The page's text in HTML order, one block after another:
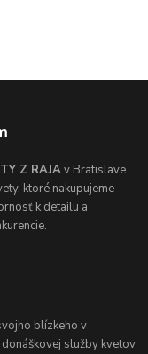
Z RAJAv Bratislave
ktoré nakupujeme
k detailu a
blízkeho v
služby kvetov